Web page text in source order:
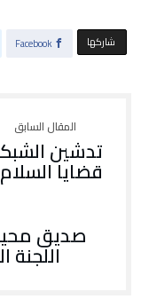
‫‫ شاركها‬ Facebook
تدشين
قضايا السلام
صديق
اللجنة